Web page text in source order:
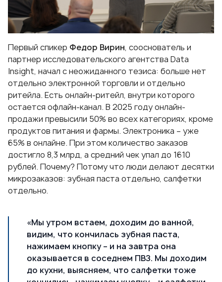
Первый спикер Федор Вирин, сооснователь и
партнер исследовательского агентства Data
Insight, начал с неожиданного тезиса: больше нет
отдельно электронной торговли и отдельно
ритейла. Есть онлайн-ритейл, внутри которого
остается офлайн-канал. В 2025 году онлайн-
продажи превысили 50% во всех категориях, кроме
продуктов питания и фармы. Электроника – уже
65% в онлайне. При этом количество заказов
достигло 8,3 млрд, а средний чек упал до 1610
рублей. Почему? Потому что люди делают десятки
микрозаказов: зубная паста отдельно, салфетки
отдельно.
«Мы утром встаем, доходим до ванной,
видим, что кончилась зубная паста,
нажимаем кнопку – и на завтра она
оказывается в соседнем ПВЗ. Мы доходим
до кухни, выясняем, что салфетки тоже